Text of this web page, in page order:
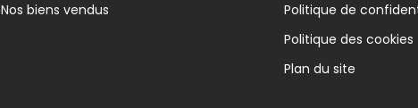
Nos biens vendus
Politique de
Politique des cookies
Plan du site